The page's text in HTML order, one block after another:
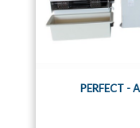
PERFECT -